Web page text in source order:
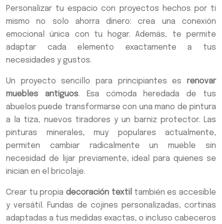
Personalizar tu espacio con proyectos hechos por ti
mismo no solo ahorra dinero: crea una conexión
emocional única con tu hogar. Además, te permite
adaptar cada elemento exactamente a tus
necesidades y gustos.
Un proyecto sencillo para principiantes es renovar
muebles antiguos. Esa cómoda heredada de tus
abuelos puede transformarse con una mano de pintura
a la tiza, nuevos tiradores y un barniz protector. Las
pinturas minerales, muy populares actualmente,
permiten cambiar radicalmente un mueble sin
necesidad de lijar previamente, ideal para quienes se
inician en el bricolaje.
Crear tu propiadecoración textil también es accesible
y versátil. Fundas de cojines personalizadas, cortinas
adaptadas a tus medidas exactas, o incluso cabeceros